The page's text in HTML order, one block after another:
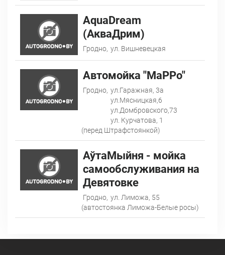
AquaDream
(АкваДрим)
Гродно, ул. Вишневецкая
Автомойка "МаРРо"
Гродно, ул.Гаражная, 3а
ул.Мясницкая,6
ул.Домбровского,73
ул. Курчатова, 1
(перед Штрафстоянкой)
АўтаМыйня - мойка
самообслуживания на
Девятовке
Гродно, ул. Лиможа, 55
(автостоянка Лиможа-Белые росы)